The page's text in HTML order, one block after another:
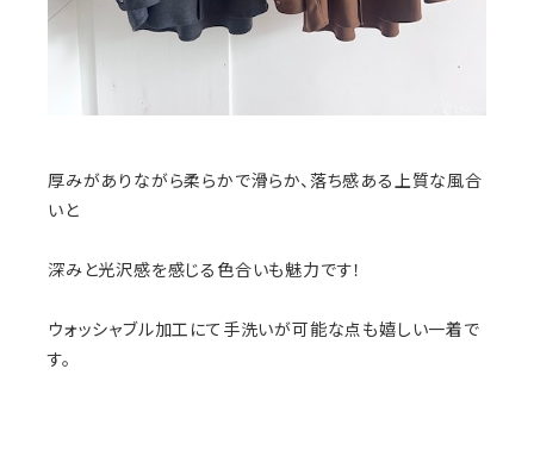
厚みがありながら柔らかで滑らか、落ち感ある上質な風合
いと
深みと光沢感を感じる色合いも魅力です！
ウォッシャブル加工にて手洗いが可能な点も嬉しい一着で
す。